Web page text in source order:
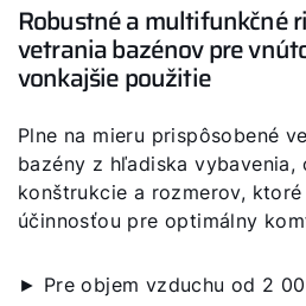
Robustné a multifunkčné
vetrania bazénov pre
vonkajšie použitie
Plne na mieru prispôsobené
bazény z hľadiska vybavenia,
konštrukcie a rozmerov,
účinnosťou pre optimálny
► Pre objem vzduchu od 2